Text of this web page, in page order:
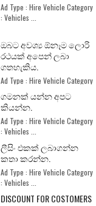
Ad Type : Hire Vehicle Category
: Vehicles ...
ඔබට අවශ්‍ය ඕනෑම ලොරි
රථයක් අපෙන් ලබා
ගතහැකිය.
Ad Type : Hire Vehicle Category
ගමනක් යන්න අපට
කියන්න.
Ad Type : Hire Vehicle Category
: Vehicles ...
ලීසිං එකක් ලබාගන්න
කතා කරන්න.
Ad Type : Hire Vehicle Category
: Vehicles ...
DISCOUNT FOR COSTOMERS